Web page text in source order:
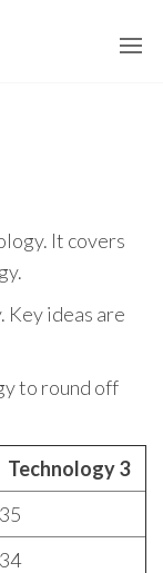
It covers
ideas are
to round off
Technology 3
35
34